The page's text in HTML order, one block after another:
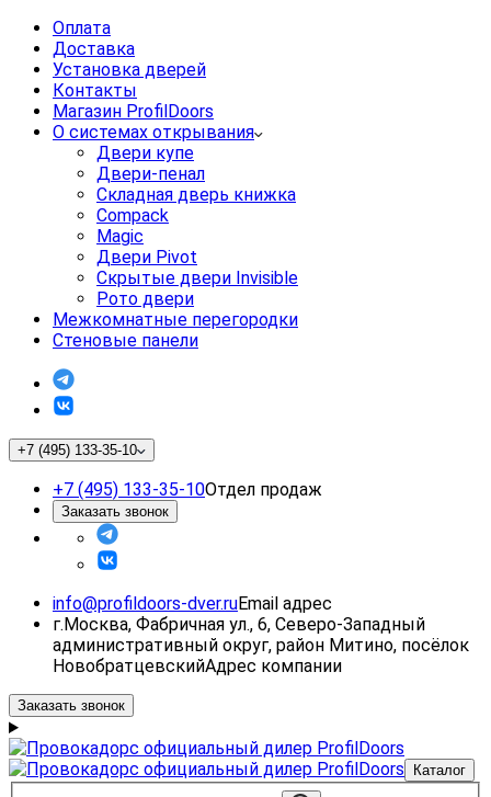
Оплата
Доставка
Установка дверей
Контакты
Магазин ProfilDoors
О системах открывания
Двери купе
Двери-пенал
Складная дверь книжка
Compack
Magic
Двери Pivot
Скрытые двери Invisible
Рото двери
Межкомнатные перегородки
Стеновые панели
+7 (495) 133-35-10
+7 (495) 133-35-10Отдел продаж
Заказать звонок
info@profildoors-dver.ruEmail адрес
г.Москва, Фабричная ул., 6, Северо-Западный
административный округ, район Митино, посёлок
НовобратцевскийАдрес компании
Заказать звонок
Каталог